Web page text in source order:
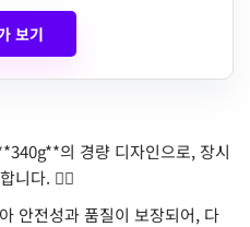
보기
의 경량 디자인으로, 장시
니다. 🏃‍♂️
안전성과 품질이 보장되어, 다